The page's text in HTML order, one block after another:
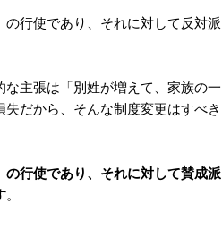
行使であり、それに対して反対派
主張は「別姓が増えて、家族の一
だから、そんな制度変更はすべき
行使であり、それに対して賛成派
。